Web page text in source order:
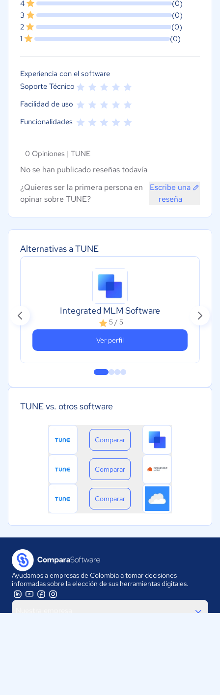
Alternativas a TUNE
Integrated MLM Software
5 / 5
Ver perfil
TUNE vs. otros software
Comparar
Comparar
Comparar
4
(0)
3
(0)
2
(0)
1
(0)
Experiencia con el software
Soporte Técnico
Facilidad de uso
Funcionalidades
0 Opiniones | TUNE
No se han publicado reseñas todavía
¿Quieres ser la primera persona en
opinar sobre TUNE?
Escribe una
reseña
Ayudamos a empresas de Colombia a tomar decisiones
informadas sobre la elección de sus herramientas digitales.